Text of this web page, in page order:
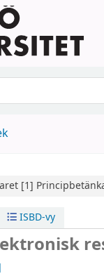
[1]
ISBD-vy